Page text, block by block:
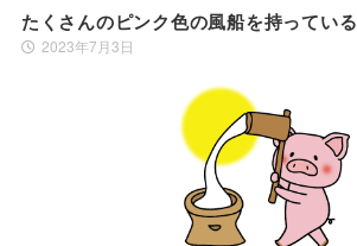
たくさんのピンク色の風船を持ってい
2023年7月3日